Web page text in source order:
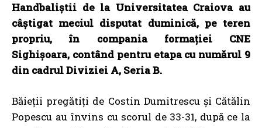
Handbaliștii de la Universitatea Craiova au
câștigat meciul disputat duminică, pe teren
propriu, în compania formației CNE
Sighișoara, contând pentru etapa cu numărul 9
din cadrul Diviziei A, Seria B.
Băieții pregătiți de Costin Dumitrescu și Cătălin
Popescu au învins cu scorul de 33-31, după ce la